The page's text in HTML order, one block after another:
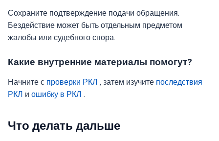
Сохраните подтверждение подачи обращения.
Бездействие может быть отдельным предметом
жалобы или судебного спора.
Какие внутренние материалы помогут?
Начните с проверки РКЛ , затем изучите последствия
РКЛ и ошибку в РКЛ .
Что делать дальше